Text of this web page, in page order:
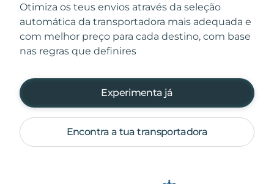
Otimiza os teus envios através da seleção
automática da transportadora mais adequada e
com melhor preço para cada destino, com base
nas regras que definires
Experimenta já
Encontra a tua transportadora